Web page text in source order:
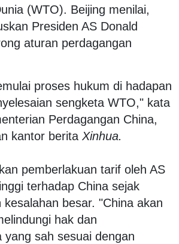
(WTO). Beijing menilai,
Presiden AS Donald
aturan perdagangan
proses hukum di hadapan
sengketa WTO," kata
Perdagangan China,
kantor berita Xinhua.
pemberlakuan tarif oleh AS
terhadap China sejak
kesalahan besar. "China akan
hak dan
yang sah sesuai dengan